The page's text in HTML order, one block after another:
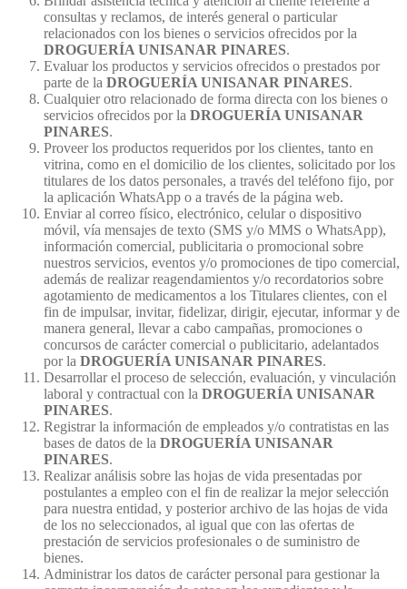
consultas y reclamos, de interés general o particular
relacionados con los bienes o servicios ofrecidos por la
DROGUERÍA UNISANAR PINARES.
Evaluar los productos y servicios ofrecidos o prestados por
parte de la DROGUERÍA UNISANAR PINARES.
Cualquier otro relacionado de forma directa con los bienes o
servicios ofrecidos por la DROGUERÍA UNISANAR
PINARES.
Proveer los productos requeridos por los clientes, tanto en
vitrina, como en el domicilio de los clientes, solicitado por los
titulares de los datos personales, a través del teléfono fijo, por
la aplicación WhatsApp o a través de la página web.
Enviar al correo físico, electrónico, celular o dispositivo
móvil, vía mensajes de texto (SMS y/o MMS o WhatsApp),
información comercial, publicitaria o promocional sobre
nuestros servicios, eventos y/o promociones de tipo comercial,
además de realizar reagendamientos y/o recordatorios sobre
agotamiento de medicamentos a los Titulares clientes, con el
fin de impulsar, invitar, fidelizar, dirigir, ejecutar, informar y de
manera general, llevar a cabo campañas, promociones o
concursos de carácter comercial o publicitario, adelantados
por la DROGUERÍA UNISANAR PINARES.
Desarrollar el proceso de selección, evaluación, y vinculación
laboral y contractual con la DROGUERÍA UNISANAR
PINARES.
Registrar la información de empleados y/o contratistas en las
bases de datos de la DROGUERÍA UNISANAR
PINARES.
Realizar análisis sobre las hojas de vida presentadas por
postulantes a empleo con el fin de realizar la mejor selección
para nuestra entidad, y posterior archivo de las hojas de vida
de los no seleccionados, al igual que con las ofertas de
prestación de servicios profesionales o de suministro de
bienes.
Administrar los datos de carácter personal para gestionar la